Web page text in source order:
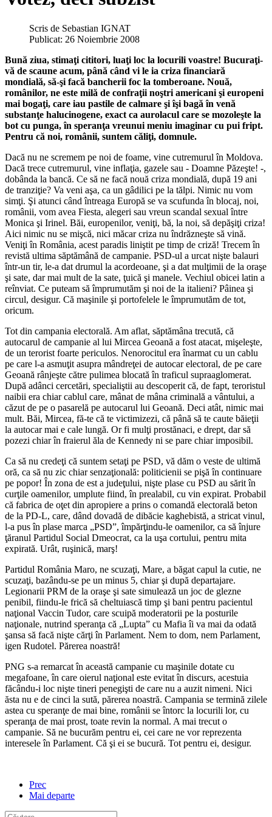
Scris de Sebastian IGNAT
Publicat: 26 Noiembrie 2008
Bună ziua, stimaţi cititori, luaţi loc la locurili voastre! Bucuraţi-
vă de scaune acum, până când vi le ia criza financiară
mondială, să-şi facă bancherii foc la tomberoane. Nouă,
românilor, ne este milă de confraţii noştri americani şi europeni
mai bogaţi, care iau pastile de calmare şi îşi bagă în venă
substanţe halucinogene, exact ca aurolacul care se mozoleşte la
bot cu punga, în speranţa vreunui meniu imaginar cu pui fript.
Pentru că noi, românii, suntem căliţi, domnule.
Dacă nu ne scremem pe noi de foame, vine cutremurul în Moldova.
Dacă trece cutremurul, vine inflaţia, gazele sau - Doamne Păzeşte! -,
dobânda la bancă. Ce să ne facă nouă criza mondială, după 19 ani
de tranziţie? Va veni aşa, ca un gâdilici pe la tălpi. Nimic nu vom
simţi. Şi atunci când întreaga Europă se va scufunda în blocaj, noi,
românii, vom avea Fiesta, alegeri sau vreun scandal sexual între
Monica şi Irinel. Băi, europenilor, veniţi, bă, la noi, să depăşiţi criza!
Aici nimic nu se mişcă, nici măcar criza nu îndrăzneşte să vină.
Veniţi în România, acest paradis liniştit pe timp de criză! Trecem în
revistă ultima săptămână de campanie. PSD-ul a urcat nişte balauri
într-un tir, le-a dat drumul la acordeoane, şi a dat mulţimii de la oraşe
şi sate, dar mai mult de la sate, ţuică şi manele. Vechiul obicei latin a
reînviat. Ce puteam să împrumutăm şi noi de la italieni? Pâinea şi
circul, desigur. Că maşinile şi portofelele le împrumutăm de tot,
oricum.
Tot din campania electorală. Am aflat, săptămâna trecută, că
autocarul de campanie al lui Mircea Geoană a fost atacat, mişeleşte,
de un terorist foarte periculos. Nenorocitul era înarmat cu un cablu
pe care l-a asmuţit asupra mândreţei de autocar electoral, de pe care
Geoană rânjeşte către pulimea blocată în traficul supraaglomerat.
După adânci cercetări, specialiştii au descoperit că, de fapt, teroristul
naibii era chiar cablul care, mânat de mâna criminală a vântului, a
căzut de pe o pasarelă pe autocarul lui Geoană. Deci atât, nimic mai
mult. Băi, Mircea, fă-te că te victimizezi, că până să te caute băieţii
la autocar mai e cale lungă. Or fi mulţi prostănaci, e drept, dar să
pozezi chiar în fraierul ăla de Kennedy ni se pare chiar imposibil.
Ca să nu credeţi că suntem setaţi pe PSD, vă dăm o veste de ultimă
oră, ca să nu zic chiar senzaţională: politicienii se pişă în continuare
pe popor! În zona de est a judeţului, nişte plase cu PSD au sărit în
curţile oamenilor, umplute fiind, în prealabil, cu vin expirat. Probabil
că fabrica de oţet din apropiere a prins o comandă electorală beton
de la PD-L, care, dând dovadă de dibăcie kaghebistă, a stricat vinul,
l-a pus în plase marca „PSD”, împărţindu-le oamenilor, ca să înjure
ţăranul Partidul Social Dmeocrat, ca la uşa cortului, pentru mita
expirată. Urât, ruşinică, marş!
Partidul România Maro, ne scuzaţi, Mare, a băgat capul la cutie, ne
scuzaţi, bazându-se pe un minus 5, chiar şi după departajare.
Legionarii PRM de la oraşe şi sate simulează un joc de glezne
penibil, fiindu-le frică să cheltuiască timp şi bani pentru pacientul
naţional Vaccin Tudor, care scuipă moderatorii pe la posturile
naţionale, nutrind speranţa că „Lupta” cu Mafia îi va mai da odată
şansa să facă nişte cărţi în Parlament. Nem to dom, nem Parlament,
igen Rudotel. Părerea noastră!
PNG s-a remarcat în această campanie cu maşinile dotate cu
megafoane, în care oierul naţional este evitat în discurs, acestuia
făcându-i loc nişte tineri penegişti de care nu a auzit nimeni. Nici
ăsta nu e de cinci la sută, părerea noastră. Campania se termină zilele
astea cu speranţe de mai bine, românii se întorc la locurili lor, cu
speranţa de mai prost, toate revin la normal. A mai trecut o
campanie. Să ne bucurăm pentru ei, cei care ne vor reprezenta
interesele în Parlament. Că şi ei se bucură. Tot pentru ei, desigur.
Prec
Mai departe